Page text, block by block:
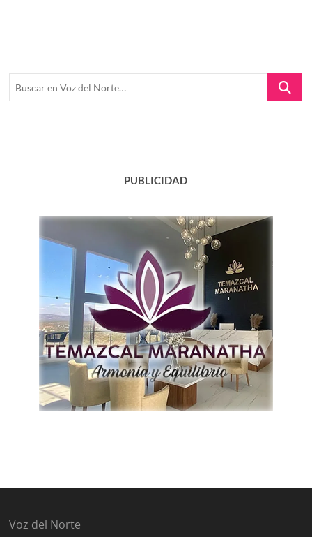
Buscar
PUBLICIDAD
Voz del Norte